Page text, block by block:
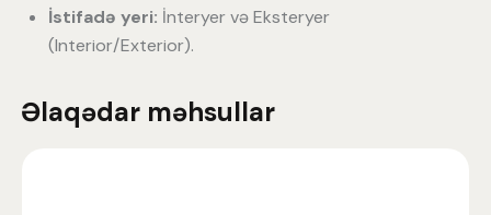
İstifadə yeri: İnteryer və Eksteryer
(Interior/Exterior).
Əlaqədar məhsullar